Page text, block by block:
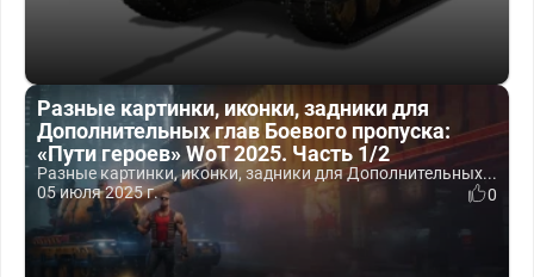
Разные картинки, иконки, задники для
Дополнительных глав Боевого пропуска:
«Пути героев» WoT 2025. Часть 1/2
Разные картинки, иконки, задники для Дополнительных...
05 июля 2025 г.
0